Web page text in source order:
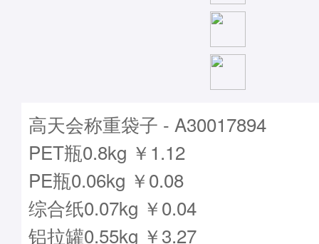
高天会称重袋子 - A30017894
PET瓶0.8kg ￥1.12
PE瓶0.06kg ￥0.08
综合纸0.07kg ￥0.04
铝拉罐0.55kg ￥3.27